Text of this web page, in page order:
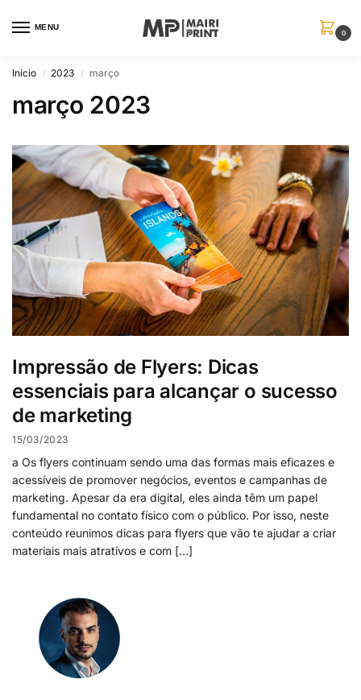
MENU
0
Início / 2023 / março
março 2023
Impressão de Flyers: Dicas
essenciais para alcançar o sucesso
de marketing
15/03/2023
a Os flyers continuam sendo uma das formas mais eficazes e
acessíveis de promover negócios, eventos e campanhas de
marketing. Apesar da era digital, eles ainda têm um papel
fundamental no contato físico com o público. Por isso, neste
conteúdo reunimos dicas para flyers que vão te ajudar a criar
materiais mais atrativos e com […]